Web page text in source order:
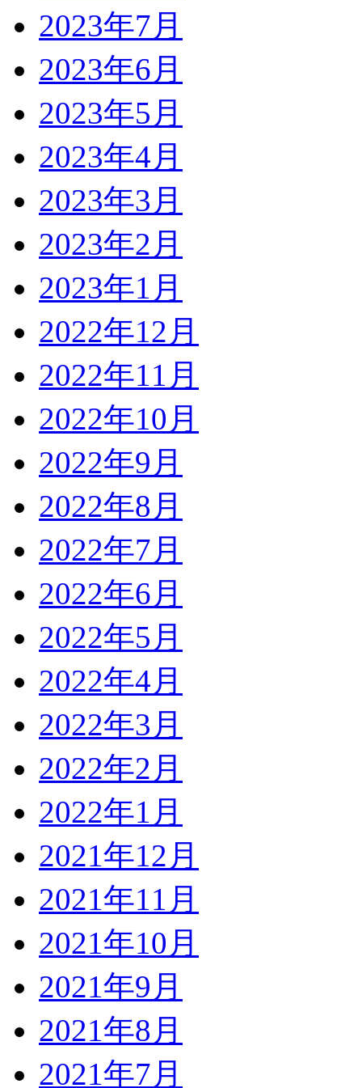
2023年7月
2023年6月
2023年5月
2023年4月
2023年3月
2023年2月
2023年1月
2022年12月
2022年11月
2022年10月
2022年9月
2022年8月
2022年7月
2022年6月
2022年5月
2022年4月
2022年3月
2022年2月
2022年1月
2021年12月
2021年11月
2021年10月
2021年9月
2021年8月
2021年7月